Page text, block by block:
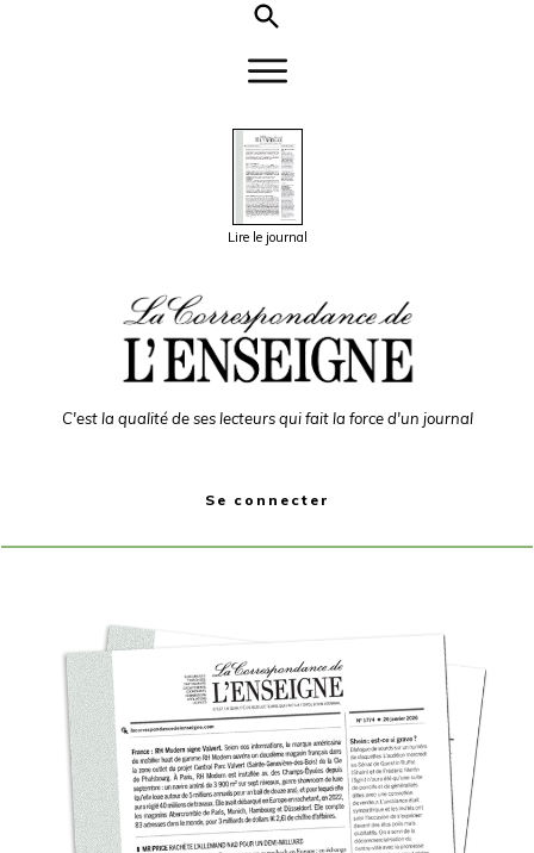
Lire le journal
C'est la qualité de ses lecteurs qui fait la force d'un journal
Se connecter